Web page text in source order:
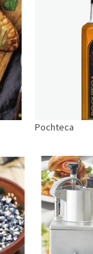
Pochteca